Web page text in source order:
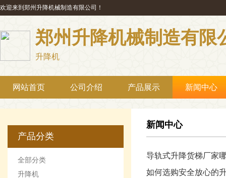
欢迎来到郑州升降机械制造有限公司！
郑州升降机械制造有限
升降机
网站首页 公司介绍 产品展示 新闻中心
产品分类
全部分类
升降机
新闻中心
导轨式升降货梯厂家
如何选购安全放心的